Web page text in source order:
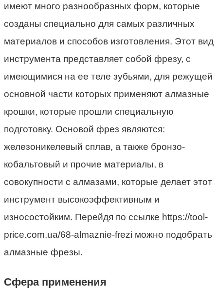
имеют много разнообразных форм, которые
созданы специально для самых различных
материалов и способов изготовления. Этот вид
инструмента представляет собой фрезу, с
имеющимися на ее теле зубьями, для режущей
основной части которых применяют алмазные
крошки, которые прошли специальную
подготовку. Основой фрез являются:
железоникелевый сплав, а также бронзо-
кобальтовый и прочие материалы, в
совокупности с алмазами, которые делает этот
инструмент высокоэффективным и
износостойким. Перейдя по ссылке https://tool-
price.com.ua/68-almaznie-frezi можно подобрать
алмазные фрезы.
Сфера применения